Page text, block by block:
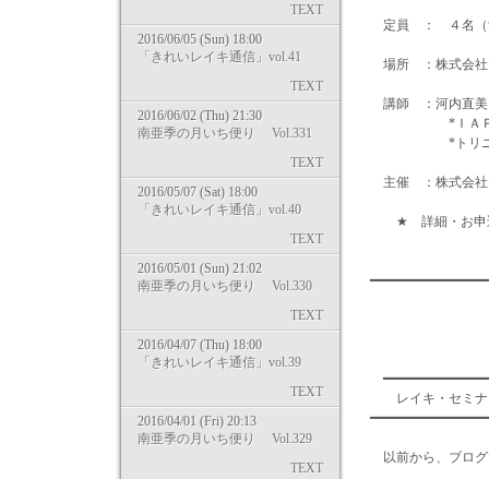
TEXT
2016/06/05 (Sun) 18:00
「きれいレイキ通信」vol.41
TEXT
2016/06/02 (Thu) 21:30
南亜季の月いち便り Vol.331
TEXT
2016/05/07 (Sat) 18:00
「きれいレイキ通信」vol.40
TEXT
2016/05/01 (Sun) 21:02
南亜季の月いち便り Vol.330
TEXT
2016/04/07 (Thu) 18:00
「きれいレイキ通信」vol.39
TEXT
2016/04/01 (Fri) 20:13
南亜季の月いち便り Vol.329
TEXT
定員 ： ４名（
場所 ：株式会社
講師 ：河内直美
*ＩＡＰＡ認
*トリニティセ
主催 ：株式会社
★ 詳細・お申込
レイキ・
以前から、ブロ